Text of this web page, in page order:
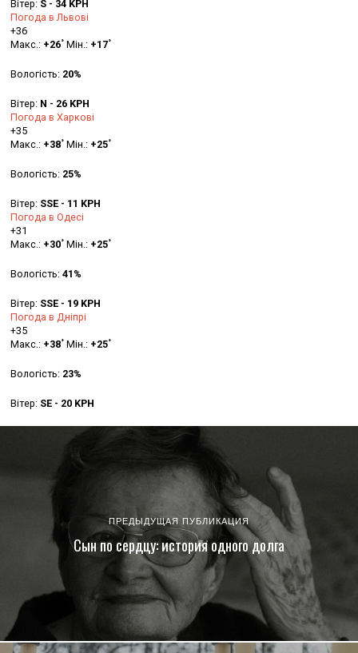
Вітер: S - 34 KPH
Погода в Львові
+36
Макс.: +26° Мін.: +17°
Вологість: 20%
Вітер: N - 26 KPH
Погода в Харкові
+35
Макс.: +38° Мін.: +25°
Вологість: 25%
Вітер: SSE - 11 KPH
Погода в Одесі
+31
Макс.: +30° Мін.: +25°
Вологість:41%
Вітер: SSE - 19 KPH
Погода в Дніпрі
+35
Макс.: +38° Мін.: +25°
Вологість: 23%
Вітер: SE - 20 KPH
ПРЕДЫДУЩАЯ ПУБЛИКАЦИЯ
Сын по сердцу: история одного долга